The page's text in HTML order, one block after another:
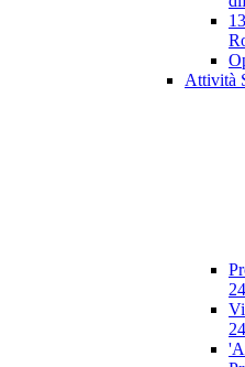
Attività
24
24